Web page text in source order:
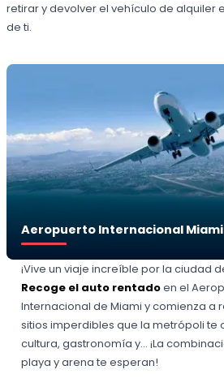
retirar y devolver el vehículo de alquiler
de ti.
Aeropuerto Internacional Miami
¡Vive un viaje increíble por la ciudad
Recoge el auto rentadoen el
Internacional de Miami y comienza a
sitios imperdibles que la metrópoli te
cultura, gastronomía y… ¡La
playa y arena te esperan!